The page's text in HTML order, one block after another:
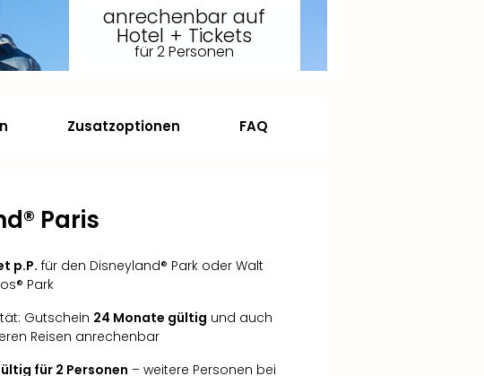
anrechenbar auf
Hotel + Tickets
für 2 Personen
Zusatzoptionen FAQ
Paris
p.P. für den Disneyland® Park oder Walt
Park
Gutschein 24 Monate gültig und auch
Reisen anrechenbar
für 2 Personen – weitere Personen bei